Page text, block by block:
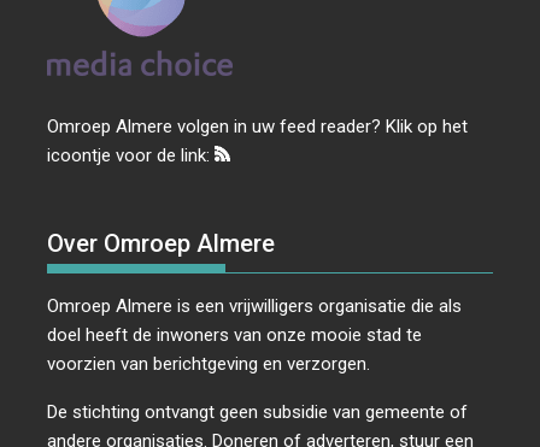
Omroep Almere volgen in uw feed reader? Klik op het
icoontje voor de link:
Over Omroep Almere
Omroep Almere is een vrijwilligers organisatie die als
doel heeft de inwoners van onze mooie stad te
voorzien van berichtgeving en verzorgen.
De stichting ontvangt geen subsidie van gemeente of
andere organisaties. Doneren of adverteren, stuur een